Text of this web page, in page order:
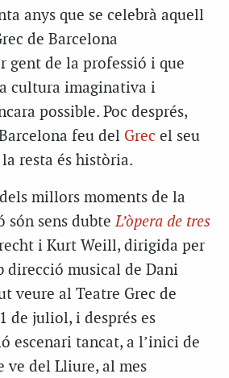
anys que se celebrà aquell
de Barcelona
gent de la professió i que
cultura imaginativa i
possible. Poc després,
feu del Grec el seu
resta és història.
millors moments de la
són sens dubteL’òpera de tres
i Kurt Weill, dirigida per
direcció musical de Dani
veure al Teatre Grec de
de juliol, i després es
escenari tancat, a l’inici de
ve del Lliure, al mes